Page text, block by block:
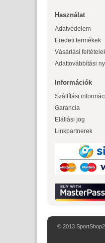
Használat
Adatvédelem
Eredeti termékek
Vásárlási
Adattovábbítási
Információk
Szállítási
Garancia
Elállási jog
Linkpartnerek
© 2013